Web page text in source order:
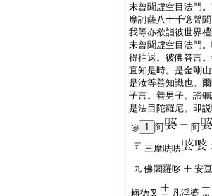
未曾聞虚空目法門
摩訶薩八十千億聲
我等亦欲詣彼世界
未曾聞虚空目法門
得往返。彼佛答言
宜知是時。是金剛
是汝等善知識也。
子言。善男子。諦
是法目陀羅尼。即
◎ 1 阿 一 阿
五 三摩呿呿
九 佛闍羅哆 十 安
耨徳叉 十 凡浮婆 十